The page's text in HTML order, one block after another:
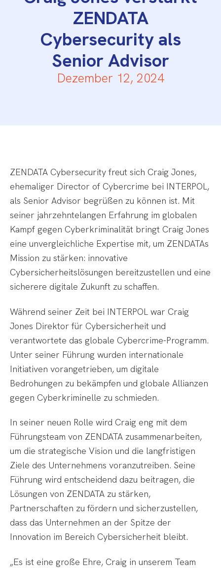
ZENDATA
Cybersecurity als
Senior Advisor
Dezember 12, 2024
ZENDATA Cybersecurity freut sich Craig Jones,
ehemaliger Director of Cybercrime bei INTERPOL,
als Senior Advisor begrüßen zu können ist. Mit
seiner jahrzehntelangen Erfahrung im globalen
Kampf gegen Cyberkriminalität bringt Craig Jones
eine unvergleichliche Expertise mit, um ZENDATAs
Mission zu stärken: innovative
Cybersicherheitslösungen bereitzustellen und eine
sicherere digitale Zukunft zu schaffen.
Während seiner Zeit bei INTERPOL war Craig
Jones Direktor für Cybersicherheit und
verantwortete das globale Cybercrime-Programm.
Unter seiner Führung wurden internationale
Initiativen vorangetrieben, um digitale
Bedrohungen zu bekämpfen und globale Allianzen
gegen Cyberkriminelle zu schmieden.
In seiner neuen Rolle wird Craig eng mit dem
Führungsteam von ZENDATA zusammenarbeiten,
um die strategische Vision und die langfristigen
Ziele des Unternehmens voranzutreiben. Seine
Führung wird entscheidend dazu beitragen, die
Lösungen von ZENDATA zu stärken,
Partnerschaften zu fördern und sicherzustellen,
dass das Unternehmen an der Spitze der
Innovation im Bereich Cybersicherheit bleibt.
„Es ist eine große Ehre, Craig in unserem Team